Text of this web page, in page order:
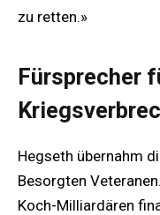
zu retten.»
Fürsprecher
Hegseth übernahm
Besorgten
Koch-Milliardären